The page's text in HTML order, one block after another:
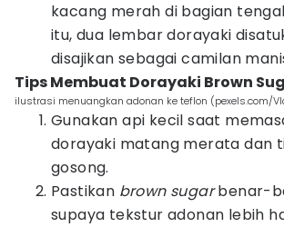
kacang merah di bagian
itu, dua lembar dorayaki
disajikan sebagai camilan
Tips Membuat Dorayaki Brown
ilustrasi menuangkan adonan ke teflon (pexels.com/
Gunakan api kecil saat
dorayaki matang merata dan
gosong.
Pastikan brown sugarbenar-
supaya tekstur adonan lebih